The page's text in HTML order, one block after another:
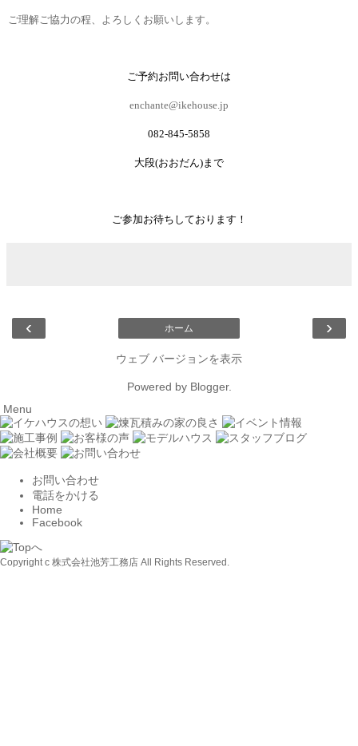
ご理解ご協力の程、よろしくお願いします。
ご予約お問い合わせは
enchante@ikehouse.jp
082-845-5858
大段(おおだん) まで
ご参加お待ちしております！
‹ ›
ホーム
ウェブ バージョンを表示
Powered by Blogger.
Menu
お問い合わせ
電話をかける
Home
Facebook
Copyright c 株式会社池芳工務店 All Rights Reserved.